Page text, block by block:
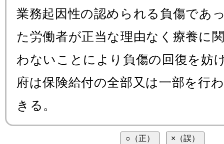
業務起因性の認められる負傷であ
た労働者が正当な理由なく療養に
わないことにより負傷の回復を妨
府は保険給付の全部又は一部を行
きる。